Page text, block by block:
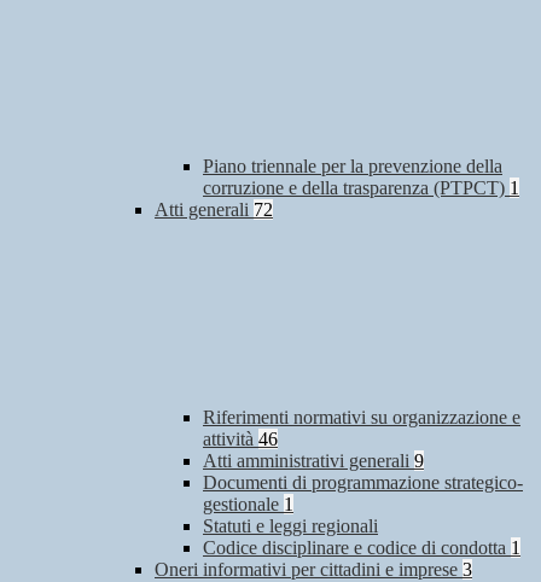
Piano triennale per la prevenzione della
corruzione e della trasparenza (PTPCT) 1
Atti generali 72
Riferimenti normativi su organizzazione e
attività 46
Atti amministrativi generali 9
Documenti di programmazione strategico-
gestionale 1
Statuti e leggi regionali
Codice disciplinare e codice di condotta 1
Oneri informativi per cittadini e imprese 3